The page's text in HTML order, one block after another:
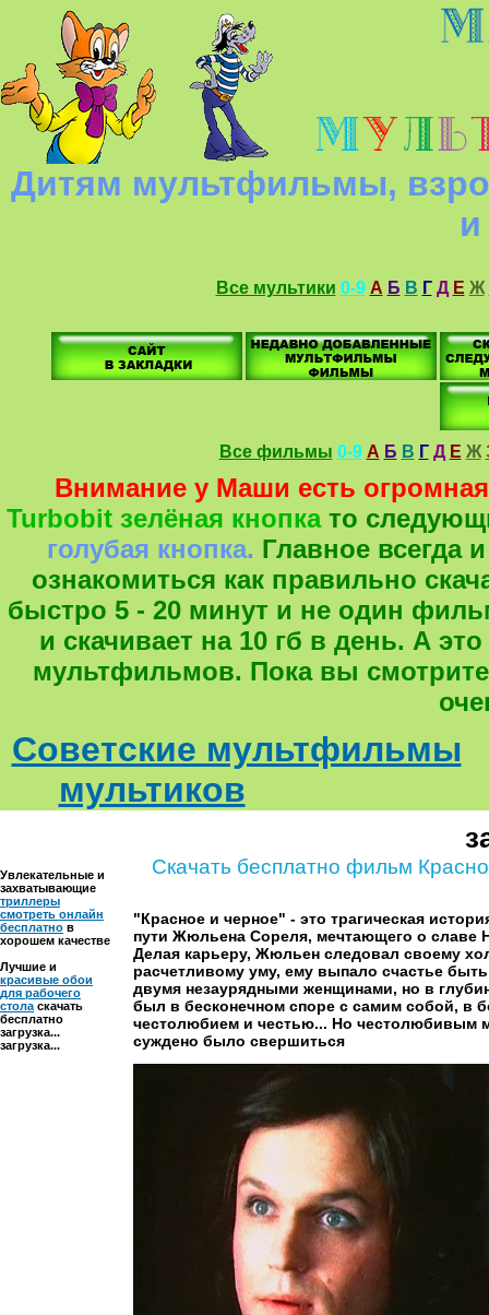
Дитям мультфильмы,
и
Все мультики 0-9 А Б В Г Д Е Ж
Все фильмы 0-9 А Б В Г Д Е Ж
Внимание у Маши есть
Turbobit зелёная кнопкато
голубая кнопка. Главное всегда
ознакомиться как правильно
быстро 5 - 20 минут и не один
и скачивает на 10 гб в день. А
мультфильмов. Пока вы
Советские мультфильмы
мультиков
Увлекательные и
захватывающие
триллеры
смотреть онлайн
бесплатно в
хорошем качестве
Лучшие и
красивые обои
для рабочего
стола скачать
бесплатно
загрузка...
загрузка...
Скачать бесплатно фильм
"Красное и черное" - это трагическая
пути Жюльена Сореля, мечтающего о славе
Делая карьеру, Жюльен следовал своему
расчетливому уму, ему выпало счастье
двумя незаурядными женщинами, но в
был в бесконечном споре с самим собой, в
честолюбием и честью... Но честолюбивым
суждено было свершиться